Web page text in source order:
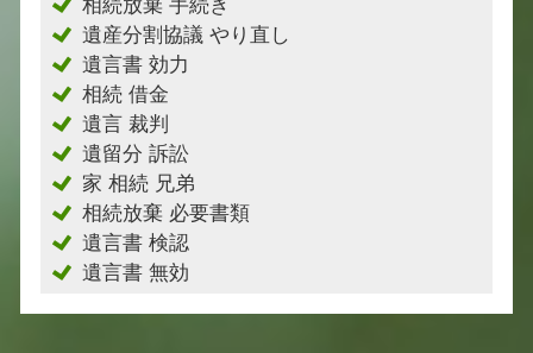
相続放棄 手続き
遺産分割協議 やり直し
遺言書 効力
相続 借金
遺言 裁判
遺留分 訴訟
家 相続 兄弟
相続放棄 必要書類
遺言書 検認
遺言書 無効